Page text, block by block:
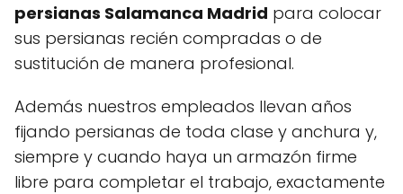
persianas Salamanca Madrid para colocar
sus persianas recién compradas o de
sustitución de manera profesional.
Además nuestros empleados llevan años
fijando persianas de toda clase y anchura y,
siempre y cuando haya un armazón firme
libre para completar el trabajo, exactamente